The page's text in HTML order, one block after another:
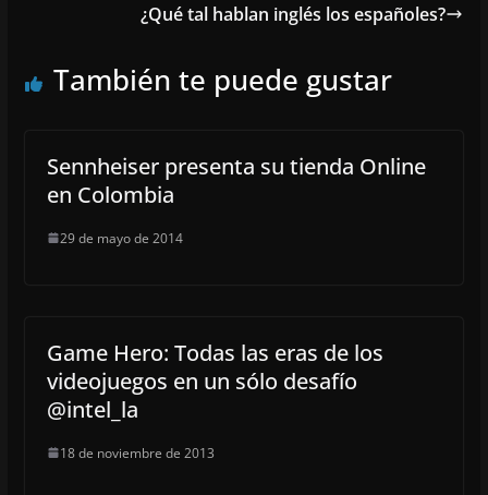
¿Qué tal hablan inglés los españoles?
También te puede gustar
Sennheiser presenta su tienda Online
en Colombia
29 de mayo de 2014
Game Hero: Todas las eras de los
videojuegos en un sólo desafío
@intel_la
18 de noviembre de 2013